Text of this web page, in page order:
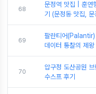
68
문정역 맛집 | 훈연
기 (문정동 맛집,
69
팔란티어
데이터 통찰의 제왕
70
압구정 도산공원
수스프 후기